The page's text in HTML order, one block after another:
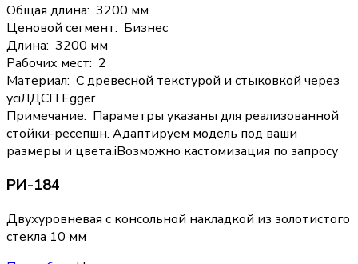
Общая длина: 3200 мм
Ценовой сегмент: Бизнес
Длина: 3200 мм
Рабочих мест: 2
Материал: С древесной текстурой и стыковкой через
усiЛДСП Egger
Примечание: Параметры указаны для реализованной
стойки-ресепшн. Адаптируем модель под ваши
размеры и цвета.iВозможно кастомизация по запросу
РИ-184
Двухуровневая с консольной накладкой из золотистого
стекла 10 мм